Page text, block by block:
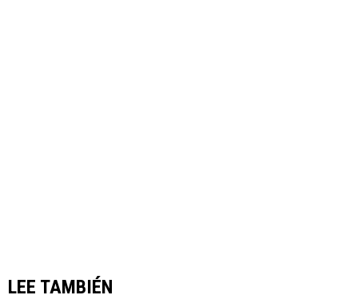
LEE TAMBIÉN